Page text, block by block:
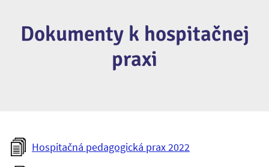
Dokumenty k hospitačnej
praxi
Hospitačná pedagogická prax 2022